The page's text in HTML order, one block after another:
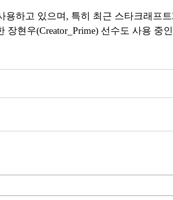
하고 있으며, 특히 최근 스타크래프
현우(Creator_Prime) 선수도 사용 중